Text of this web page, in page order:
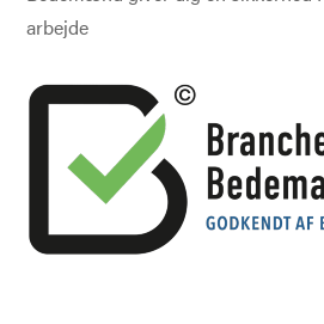
arbejde